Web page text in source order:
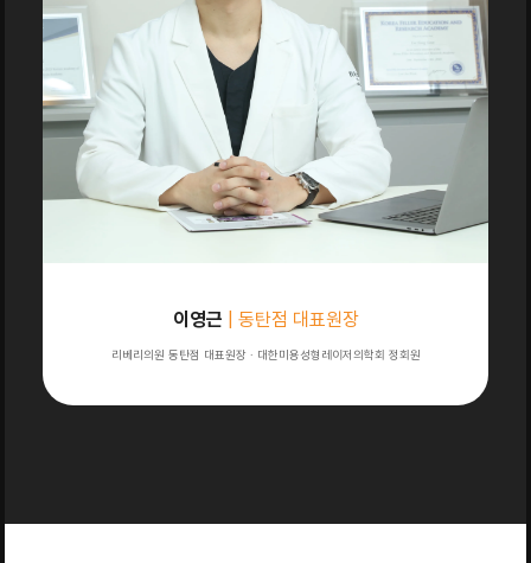
이영근 | 동탄점 대표원장
리베리의원 동탄점 대표원장 · 대한미용성형레이저의학회 정회원